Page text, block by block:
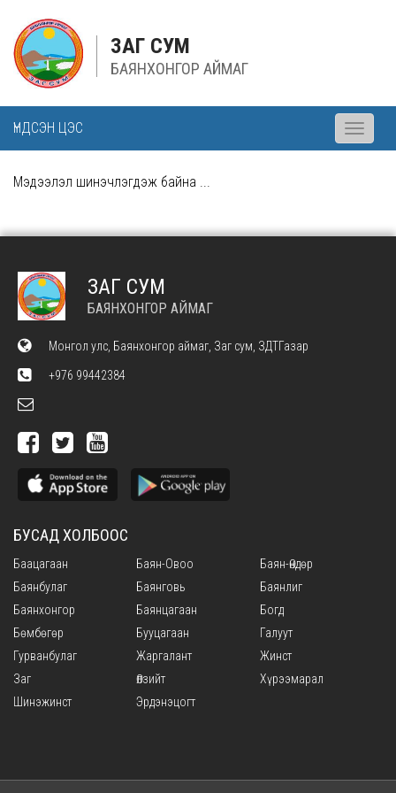
ЗАГ СУМ
БАЯНХОНГОР АЙМАГ
ҮНДСЭН ЦЭС
Toggle
Мэдээлэл шинэчлэгдэж байна ...
ЗАГ СУМ
БАЯНХОНГОР АЙМАГ
Монгол улс, Баянхонгор аймаг, Заг сум, ЗДТГазар
+976 99442384
БУСАД ХОЛБООС
Баацагаан Баян-Овоо
Баян-Өндөр
Баянбулаг
Баянговь
Баянлиг
Баянхонгор
Баянцагаан
Богд
Бөмбөгөр
Бууцагаан
Галуут
Гурванбулаг
Жаргалант
Жинст
Заг
Өлзийт
Хүрээмарал
Шинэжинст
Эрдэнэцогт